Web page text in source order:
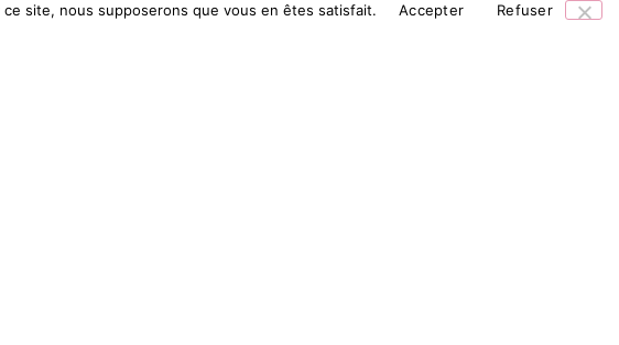
site, nous supposerons que vous en êtes satisfait. Accepter Refuser